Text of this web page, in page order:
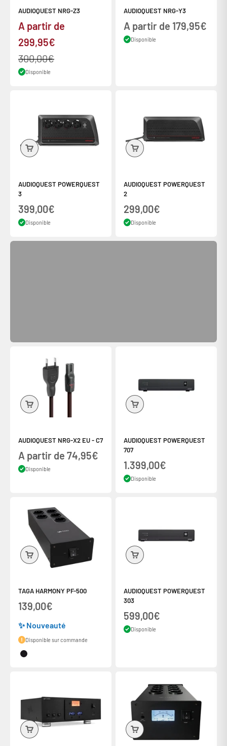
AUDIOQUEST NRG-Z3
Prix de vente
A partir de
299,95€
Prix normal
300,00€
Disponible
AUDIOQUEST NRG-Y3
Prix de vente
A partir de 179,95€
Disponible
AUDIOQUEST POWERQUEST
3
Prix de vente
399,00€
Disponible
Frais de ports offerts dès 60€ d'achats
AUDIOQUEST POWERQUEST
2
Prix de vente
299,00€
Disponible
AUDIOQUEST NRG-X2 EU - C7
Prix de vente
A partir de 74,95€
Disponible
AUDIOQUEST POWERQUEST
707
Prix de vente
1.399,00€
Disponible
TAGA HARMONY PF-500
Prix de vente
139,00€
✨ Nouveauté
Disponible sur commande
Couleur
Noir
AUDIOQUEST POWERQUEST
303
Prix de vente
599,00€
Disponible